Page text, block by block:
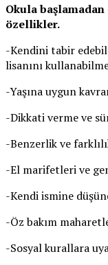
Okula
özellikler.
-Kendini tabir
lisanını
-Yaşına uygun
-Dikkati verme ve
-Benzerlik ve
-El marifetleri ve
-Kendi ismine
-Öz bakım
-Sosyal kurallara